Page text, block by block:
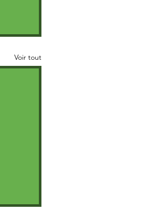
Voir tout